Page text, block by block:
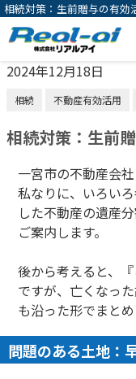
相続対策：生前贈与の有効
2024年12月18日
相続 不動産有効活用
相続対策：生前
一宮市の不動産会
私なりに、いろい
した不動産の遺産
ご案内します。
後から考えると、
ですが、亡くなっ
も沿った形でまと
問題のある土地：